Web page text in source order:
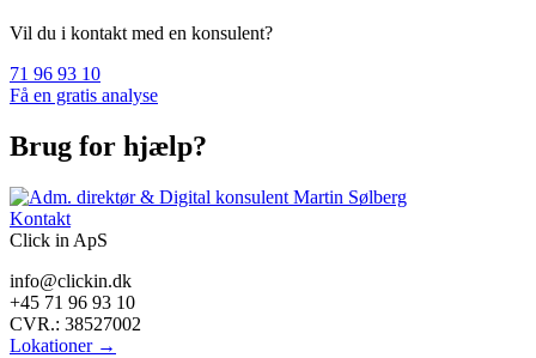
Vil du i kontakt med en konsulent?
71 96 93 10
Få en gratis analyse
Brug for hjælp?
Kontakt
Click in ApS
info@clickin.dk
+45 71 96 93 10
CVR.: 38527002
Lokationer →